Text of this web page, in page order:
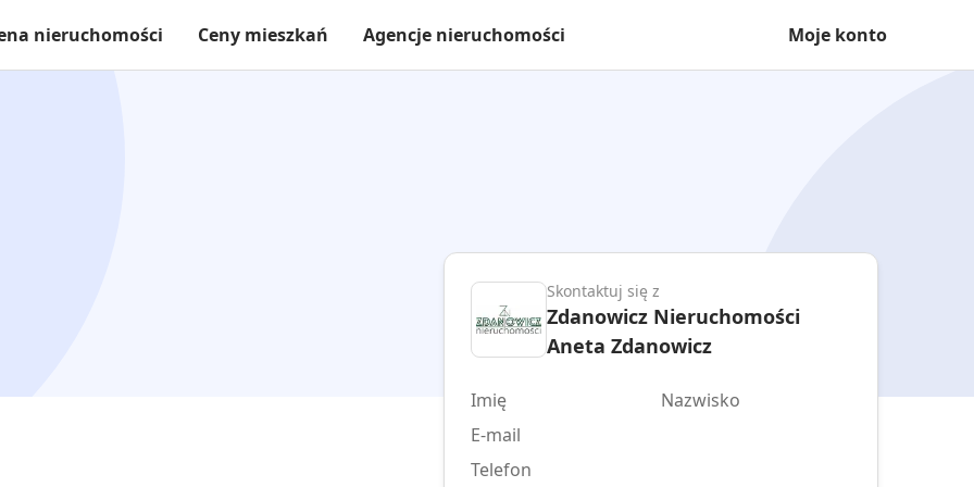
nieruchomości Ceny mieszkań Agencje nieruchomości Moje konto
Skontaktuj się z
Zdanowicz Nieruchomości
Aneta Zdanowicz